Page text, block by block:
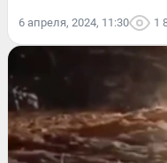
6 апреля, 2024, 11:30 1